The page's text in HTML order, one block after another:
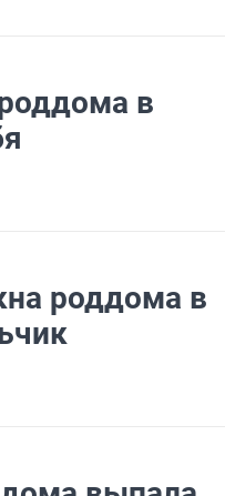
в
роддома в